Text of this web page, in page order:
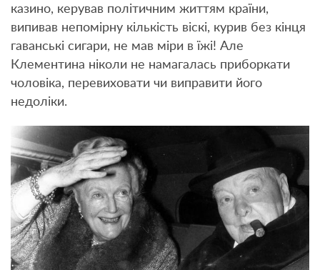
казино, керував політичним життям країни,
випивав непомірну кількість віскі, курив без кінця
гаванські сигари, не мав міри в їжі! Але
Клементина ніколи не намагалась приборкати
чоловіка, перевиховати чи виправити його
недоліки.